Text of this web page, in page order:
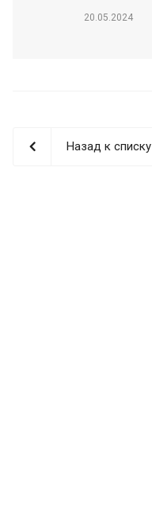
20.05.2024
Назад к списку